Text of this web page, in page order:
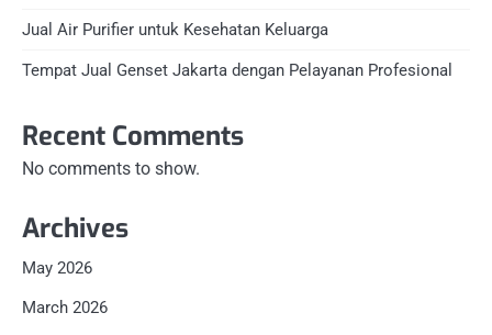
Jual Air Purifier untuk Kesehatan Keluarga
Tempat Jual Genset Jakarta dengan Pelayanan Profesional
Recent Comments
No comments to show.
Archives
May 2026
March 2026